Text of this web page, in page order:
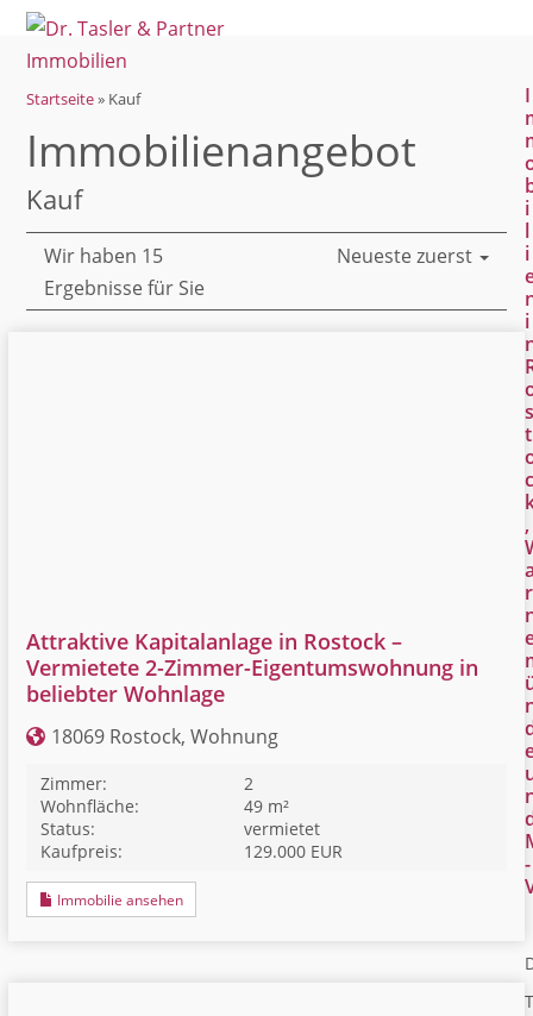
SkipOpen
mobile
menu
Close
mobile
menu
Startseite» Kauf
Immobilien­angebot
Kauf
Wir haben 15
Ergebnisse für Sie
Neueste zuerst
Attraktive Kapitalanlage in Rostock –
Vermietete 2-Zimmer-Eigentumswohnung in
beliebter Wohnlage
18069 Rostock, Wohnung
Zimmer:
2
Wohnfläche:
49 m²
Status:
vermietet
Kaufpreis:
129.000 EUR
Immobilie ansehen
I
i
l
i
i
s
t
c
,
r
-